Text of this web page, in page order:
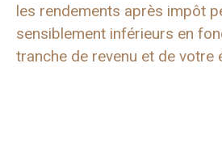
les rendements après impôt
sensiblement inférieurs en
tranche de revenu et de votre